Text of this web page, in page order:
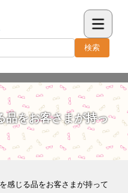
検索
品をお客さまが持っ
感じる品をお客さまが持って